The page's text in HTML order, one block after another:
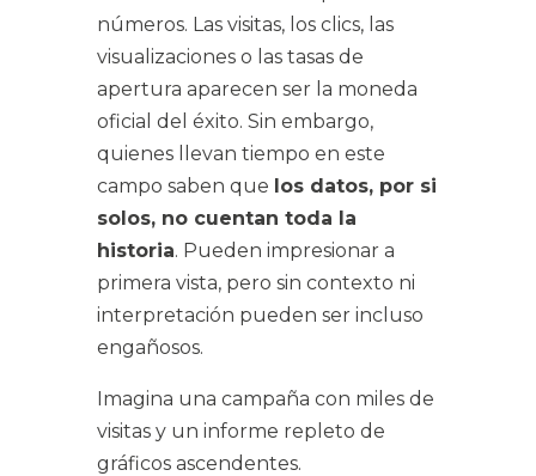
números. Las visitas, los clics, las
visualizaciones o las tasas de
apertura aparecen ser la moneda
oficial del éxito. Sin embargo,
quienes llevan tiempo en este
campo saben que los datos, por si
solos, no cuentan toda la
historia. Pueden impresionar a
primera vista, pero sin contexto ni
interpretación pueden ser incluso
engañosos.
Imagina una campaña con miles de
visitas y un informe repleto de
gráficos ascendentes.